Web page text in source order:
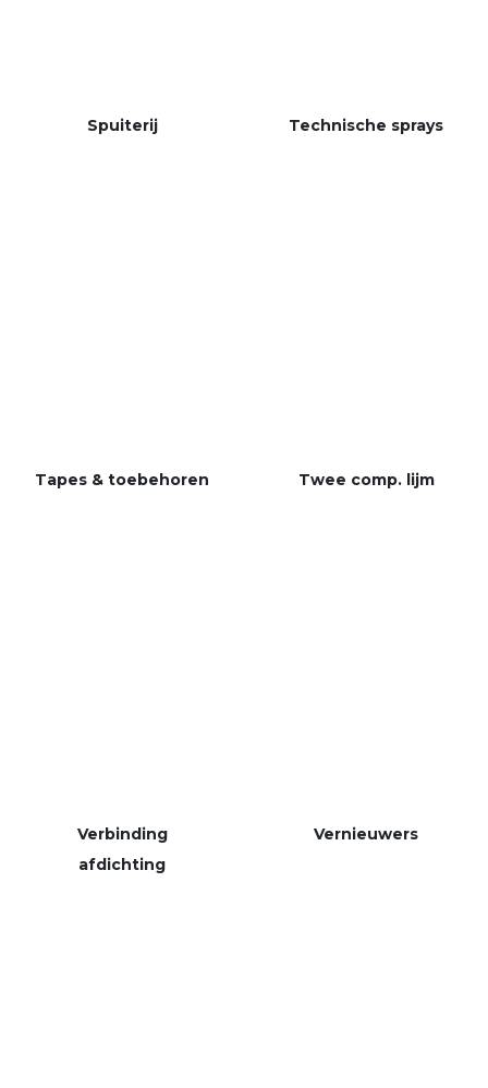
Spuiterij Technische sprays
Tapes & toebehoren Twee comp. lijm
Verbinding
afdichting
Vernieuwers